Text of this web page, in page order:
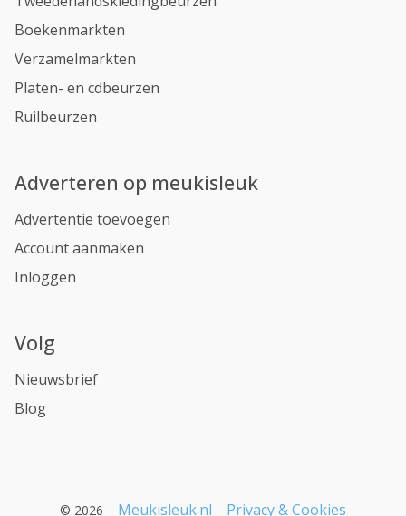
Boekenmarkten
Verzamelmarkten
Platen- en cdbeurzen
Ruilbeurzen
Adverteren op meukisleuk
Advertentie toevoegen
Account aanmaken
Inloggen
Volg
Nieuwsbrief
Blog
© 2026 Meukisleuk.nl Privacy & Cookies